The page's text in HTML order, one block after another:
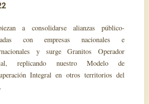
a consolidarse alianzas público-
con empresas nacionales e
y surge Granitos Operador
replicando nuestro Modelo de
Integral en otros territorios del